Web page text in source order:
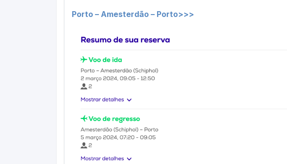
Porto – Amesterdão – Porto>>>